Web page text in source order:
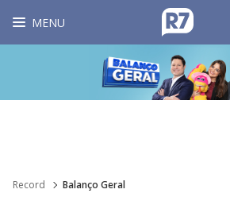
MENU
Record Balanço Geral